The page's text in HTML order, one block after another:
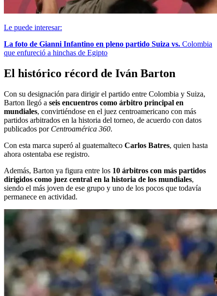
Le puede interesar:
La foto de Gianni Infantino en pleno partido Suiza vs. Colombia
que enfureció a hinchas de Egipto
El histórico récord de Iván Barton
Con su designación para dirigir el partido entre Colombia y Suiza,
Barton llegó a seis encuentros como árbitro principal en
mundiales, convirtiéndose en el juez centroamericano con más
partidos arbitrados en la historia del torneo, de acuerdo con datos
publicados por Centroamérica 360.
Con esta marca superó al guatemalteco Carlos Batres, quien hasta
ahora ostentaba ese registro.
Además, Barton ya figura entre los 10 árbitros con más partidos
dirigidos como juez central en la historia de los mundiales,
siendo el más joven de ese grupo y uno de los pocos que todavía
permanece en actividad.